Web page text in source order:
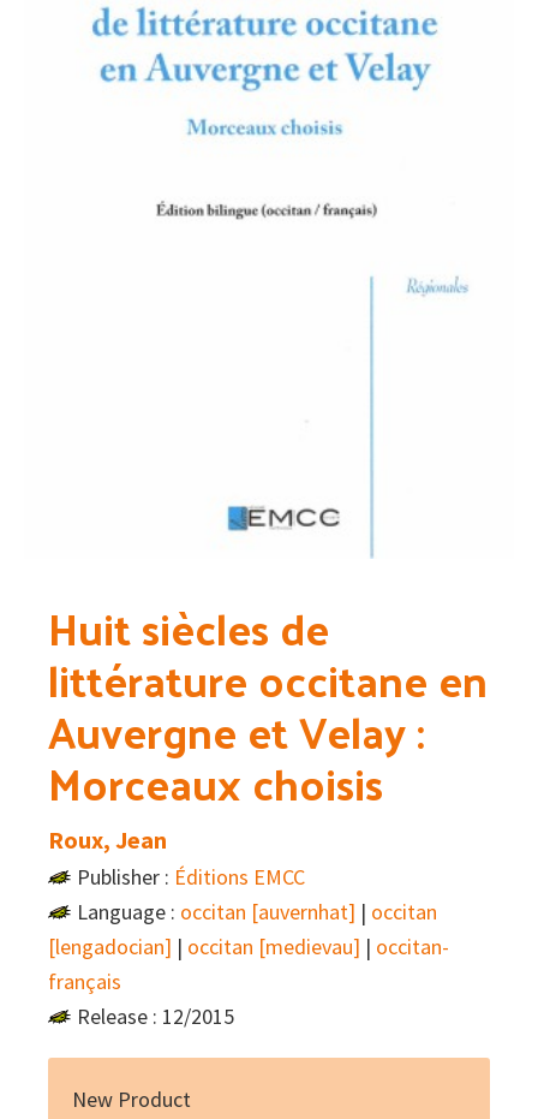
Huit siècles de
littérature occitane en
Auvergne et Velay :
Morceaux choisis
Roux, Jean
Publisher : Éditions EMCC
Language : occitan [auvernhat] | occitan
[lengadocian] | occitan [medievau] | occitan-
français
Release : 12/2015
New Product